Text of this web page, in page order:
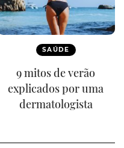
SAÚDE
9 mitos de verão
explicados por uma
dermatologista